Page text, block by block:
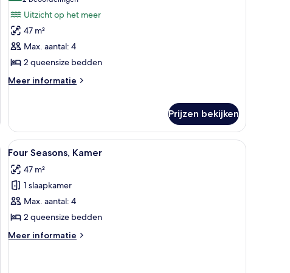
uitzicht
op
meer
Kamer,
2
queensize
bedden,
uitzicht
op
beoordelingen)
Uitzicht op het meer
47 m²
Max. aantal: 4
2 queensize bedden
Meer informatie
Meer
2
queensize
bedden,
uitzicht
op
meer
Prijzen bekijken
bank, een eettafel en een balkon met uitzicht.
Alle
foto's
voor
Four
Seasons,
Kamer
laden
Een hotelkamer met twee bedden, een
2
Four Seasons, Kamer
47 m²
1 slaapkamer
Max. aantal: 4
2 queensize bedden
Meer informatie
Meer